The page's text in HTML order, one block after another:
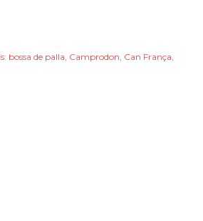
bossa de palla Camprodon Can França